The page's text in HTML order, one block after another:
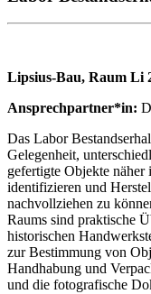
Lipsius-Bau, Raum Li
Ansprechpartner*in:
Das Labor
Gelegenheit,
gefertigte Objekte
identifizieren und
nachvollziehen zu
Raums sind praktische
historischen
zur Bestimmung von
Handhabung und
und die fotografische